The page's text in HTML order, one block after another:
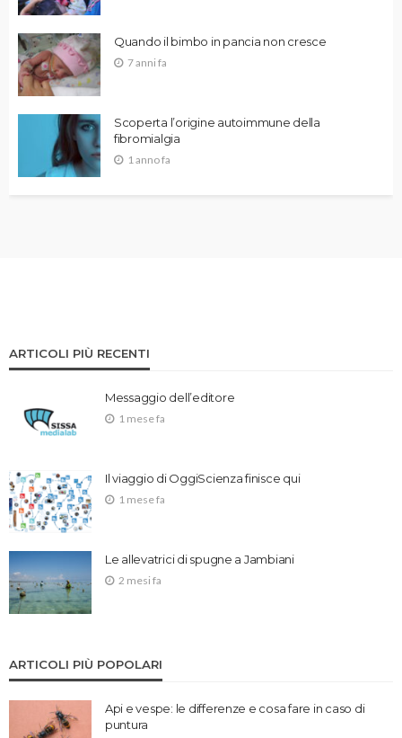
Quando il bimbo in pancia non cresce
7 anni fa
Scoperta l’origine autoimmune della
fibromialgia
1 anno fa
ARTICOLI PIÙ RECENTI
Messaggio dell’editore
1 mese fa
Il viaggio di OggiScienza finisce qui
1 mese fa
Le allevatrici di spugne a Jambiani
2 mesi fa
ARTICOLI PIÙ POPOLARI
Api e vespe: le differenze e cosa fare in caso di
puntura